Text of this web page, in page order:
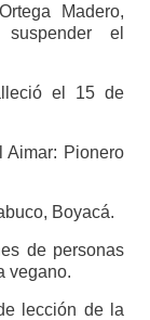
Madero,
el
el 15 de
Aimar: Pionero
Boyacá.
de personas
vegano.
lección de la